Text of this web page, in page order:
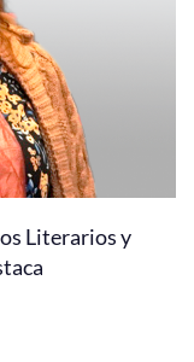
Literarios y